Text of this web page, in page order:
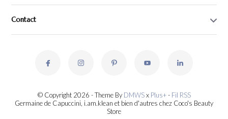
Contact
© Copyright 2026 - Theme By DMWSx Plus+- Fil RSS
Germaine de Capuccini, i.am.klean et bien d'autres chez Coco's Beauty
Store